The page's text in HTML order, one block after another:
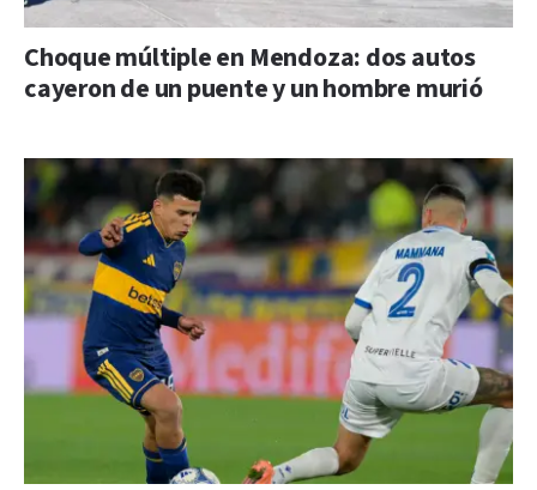
Choque múltiple en Mendoza: dos autos
cayeron de un puente y un hombre murió